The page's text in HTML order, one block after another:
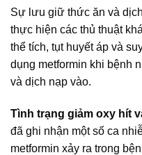
Sự lưu giữ thức ăn và
thực hiện các thủ thuật
thể tích, tụt huyết áp và
dụng metformin khi bệnh
và dịch nạp vào.
Tình trạng giảm oxy hít
đã ghi nhận một số ca
metformin xảy ra trong